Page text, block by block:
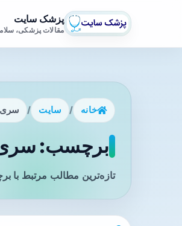
پزشک سایت
مقالات پزشکی،
خانه / سایت /
برچسب:
تازه‌ترین مطالب مرتبط با